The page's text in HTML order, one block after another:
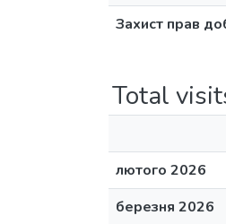
Захист прав
Total
лютого 2026
березня 2026